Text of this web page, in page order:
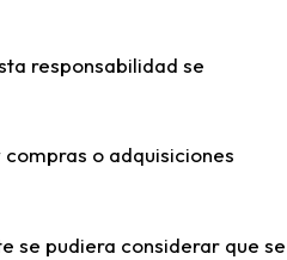
responsabilidad se
o adquisiciones
se pudiera considerar que se